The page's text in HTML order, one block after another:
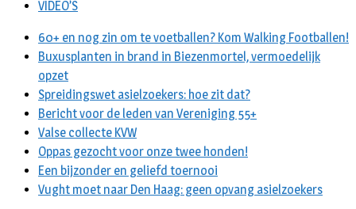
VIDEO’S
60+ en nog zin om te voetballen? Kom Walking Footballen!
Buxusplanten in brand in Biezenmortel, vermoedelijk
opzet
Spreidingswet asielzoekers: hoe zit dat?
Bericht voor de leden van Vereniging 55+
Valse collecte KVW
Oppas gezocht voor onze twee honden!
Een bijzonder en geliefd toernooi
Vught moet naar Den Haag: geen opvang asielzoekers